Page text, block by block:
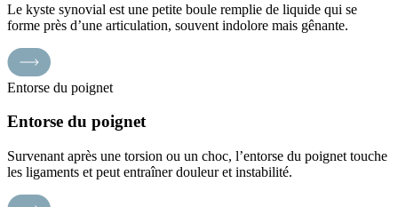
Le kyste synovial est une petite boule remplie de liquide qui se
forme près d’une articulation, souvent indolore mais gênante.
Entorse du poignet
Entorse du poignet
Survenant après une torsion ou un choc, l’entorse du poignet touche
les ligaments et peut entraîner douleur et instabilité.